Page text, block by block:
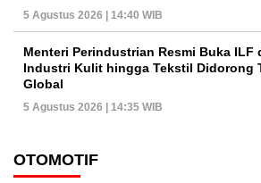
5 Agustus 2026 | 14:40 WIB
Menteri Perindustrian Resmi Buka ILF
Industri Kulit hingga Tekstil Didorong
Global
5 Agustus 2026 | 14:35 WIB
OTOMOTIF